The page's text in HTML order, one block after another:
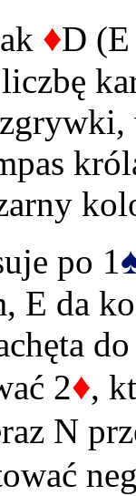
♦D
po 1
E da
2♦,
N